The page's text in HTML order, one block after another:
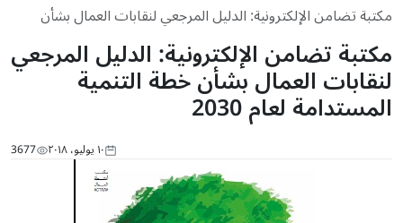
مكتبة تضامن الإلكترونية: الدليل المرجعي لنقابات العمال بشأن
خطة التنمية المستدامة لعام 2030
مكتبة تضامن الإلكترونية: الدليل المرجعي
لنقابات العمال بشأن خطة التنمية
المستدامة لعام 2030
١٠ يوليو، ٢٠١٨ 3677